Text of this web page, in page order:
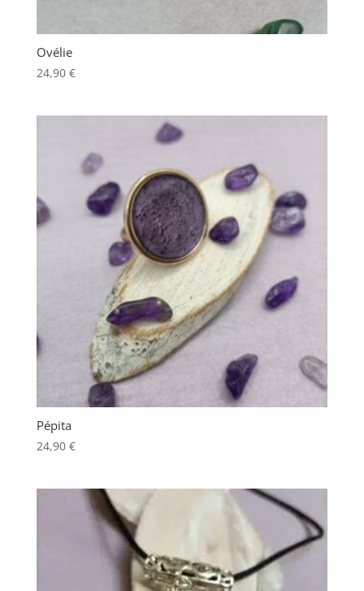
Ovélie
24,90 €
Pépita
24,90 €